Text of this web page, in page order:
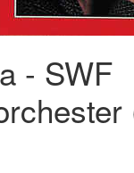
- SWF